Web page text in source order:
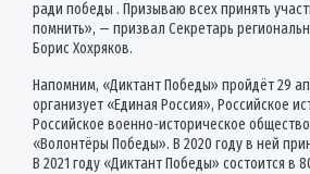
ради победы . Призываю всех принять
помнить», — призвал Секретарь
Борис Хохряков.
Напомним, «Диктант Победы» пройдёт 29
организует «Единая Россия», Российское
Российское военно-историческое
«Волонтёры Победы». В 2020 году в ней
В 2021 году «Диктант Победы» состоится в